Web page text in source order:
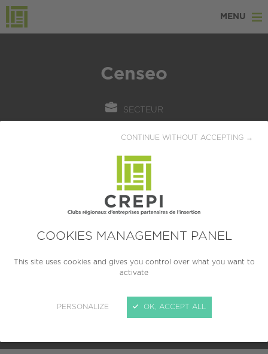
COOKIES MANAGEMENT PANEL
This site uses cookies and gives you control over what you want to
activate
PERSONALIZE
CONTINUE WITHOUT ACCEPTING →
OK, ACCEPT ALL
MENU
Censeo
SECTEUR
LOCALISATION
Firminy (42704)
CRÉATION
PME (10 à 249 salariés)